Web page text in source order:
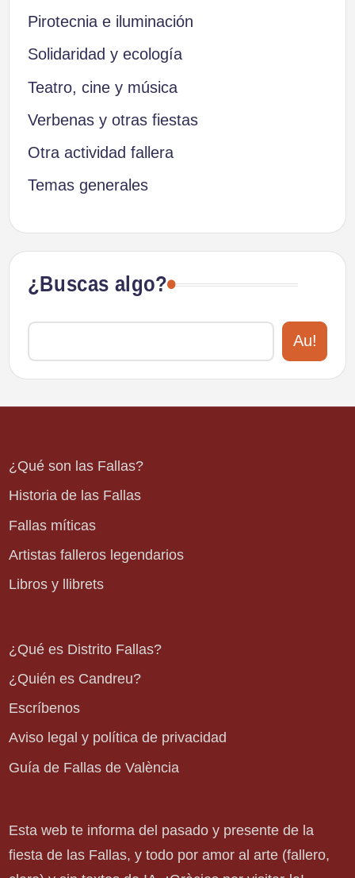
Pirotecnia e iluminación
Solidaridad y ecología
Teatro, cine y música
Verbenas y otras fiestas
Otra actividad fallera
Temas generales
¿Buscas algo?
Au!
¿Qué son las Fallas?
Historia de las Fallas
Fallas míticas
Artistas falleros legendarios
Libros y llibrets
¿Qué es Distrito Fallas?
¿Quién es Candreu?
Escríbenos
Aviso legal y política de privacidad
Guía de Fallas de València
Esta web te informa del pasado y presente de la
fiesta de las Fallas, y todo por amor al arte (fallero,